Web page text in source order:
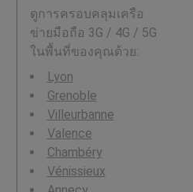
ดูการครอบคลุมเครือ
ข่ายมือถือ 3G / 4G / 5G
ในพื้นที่ของคุณด้วย:
Lyon
Grenoble
Villeurbanne
Valence
Chambéry
Vénissieux